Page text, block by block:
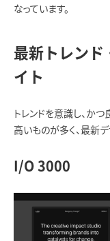
なっています。
最新トレンド
イト
トレンドを意識し、か
高いものが多く、最新デ
I/O 3000